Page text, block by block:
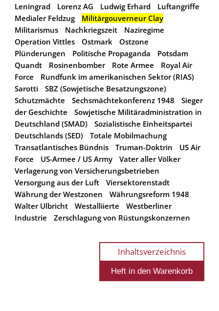
Leningrad
Lorenz AG Ludwig Erhard
Luftangriffe
Medialer Feldzug
Militärgouverneur Clay
Militarismus
Nachkriegszeit
Naziregime
Operation Vittles
Ostmark
Ostzone
Plünderungen
Politische Propaganda
Potsdam
Quandt
Rosinenbomber Rote Armee
Royal Air
Force
Rundfunk im amerikanischen Sektor (RIAS)
Sarotti
SBZ (Sowjetische Besatzungszone)
Schutzmächte
Sechsmächtekonferenz 1948
Sieger
der Geschichte
Sowjetische Militäradministration in
Deutschland (SMAD)
Sozialistische Einheitspartei
Deutschlands (SED)
Totale Mobilmachung
Transatlantisches Bündnis
Truman-Doktrin
US Air
Force
US-Armee / US Army
Vater aller Völker
Verlagerung von Versicherungsbetrieben
Versorgung aus der Luft
Viersektorenstadt
Währung der Westzonen
Währungsreform 1948
Walter Ulbricht
Westalliierte
Westberliner
Industrie
Zerschlagung von Rüstungskonzernen
Inhaltsverzeichnis